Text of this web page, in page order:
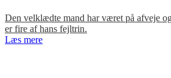
Den velklædte mand har været på afveje
er fire af hans fejltrin.
Læs mere